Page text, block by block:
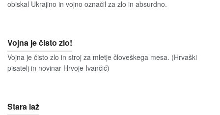
obiskal Ukrajino in vojno označil za zlo in absurdno.
Vojna je čisto zlo!
Vojna je čisto zlo in stroj za mletje človeškega mesa. (Hrvaški
pisatelj in novinar Hrvoje Ivančić)
Stara laž